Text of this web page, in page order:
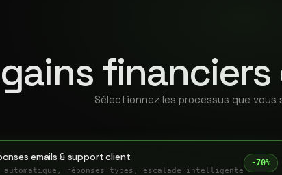
Sélectionnez les processus que
emails & support client
réponses types, escalade intelligente
-70%